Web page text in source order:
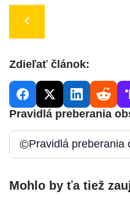
Zdieľať článok:
Pravidlá preberania
©Pravidlá preberania
Mohlo by ťa tiež